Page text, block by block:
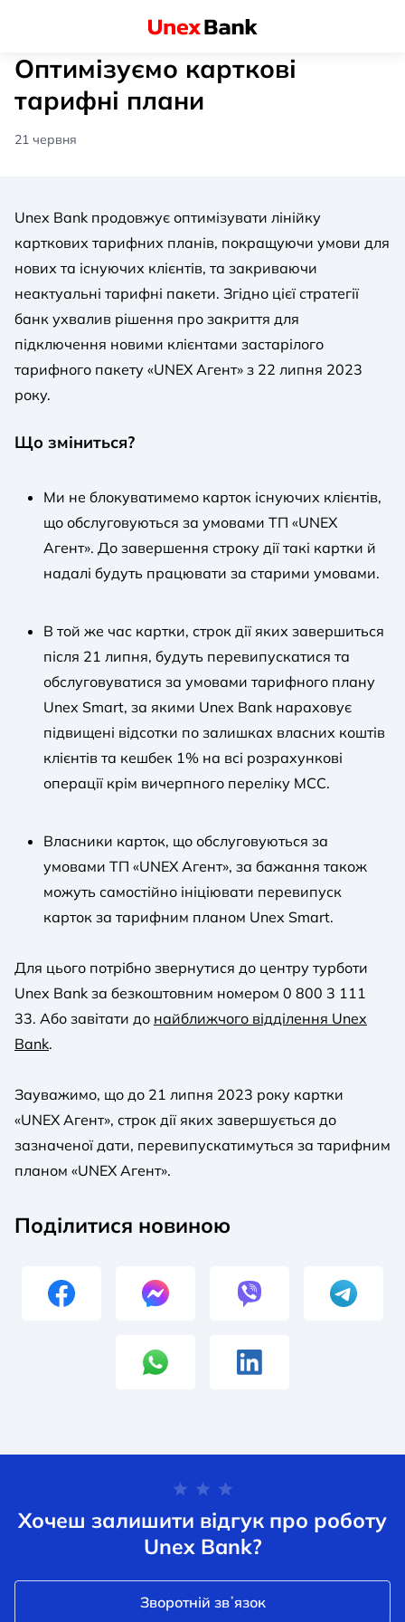
Оптимізуємо карткові
тарифні плани
21 червня
Unex Bank продовжує оптимізувати лінійку
карткових тарифних планів, покращуючи умови для
нових та існуючих клієнтів, та закриваючи
неактуальні тарифні пакети. Згідно цієї стратегії
банк ухвалив рішення про закриття для
підключення новими клієнтами застарілого
тарифного пакету «UNEX Агент» з 22 липня 2023
року.
Що зміниться?
Ми не блокуватимемо карток існуючих клієнтів,
що обслуговуються за умовами ТП «UNEX
Агент». До завершення строку дії такі картки й
надалі будуть працювати за старими умовами.
В той же час картки, строк дії яких завершиться
після 21 липня, будуть перевипускатися та
обслуговуватися за умовами тарифного плану
Unex Smart, за якими Unex Bank нараховує
підвищені відсотки по залишках власних коштів
клієнтів та кешбек 1% на всі розрахункові
операції крім вичерпного переліку MCC.
Власники карток, що обслуговуються за
умовами ТП «UNEX Агент», за бажання також
можуть самостійно ініціювати перевипуск
карток за тарифним планом Unex Smart.
Для цього потрібно звернутися до центру турботи
Unex Bank за безкоштовним номером 0 800 3 111
33. Або завітати до найближчого відділення Unex
Bank.
Зауважимо, що до 21 липня 2023 року картки
«UNEX Агент», строк дії яких завершується до
зазначеної дати, перевипускатимуться за тарифним
планом «UNEX Агент».
Поділитися новиною
Хочеш залишити відгук про роботу
Unex Bank?
Зворотній звʼязок